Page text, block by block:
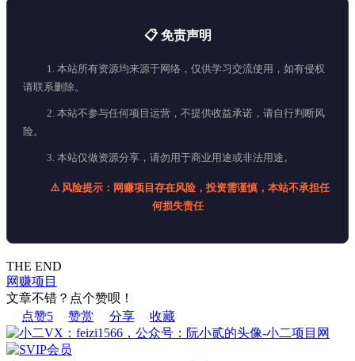
📋 免责声明
1. 本站所有资源均来源于网络，仅供学习交流使用，如有侵权
请联系删除。
2. 本站不参与任何项目运营，不提供收益承诺，请自行判断风
险。
3. 本站仅做资源分享，请勿用于商业用途或非法用途。
⚠️ 风险提示：网赚项目存在风险，投资需谨慎，本站不承担任
何损失责任
THE END
网赚项目
文章不错？点个赞呗！
点赞5 赞赏 分享 收藏